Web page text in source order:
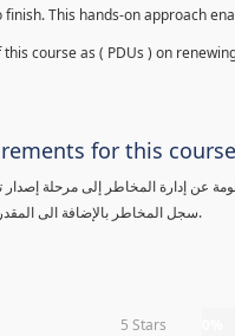
This hands-on approach
course as ( PDUs ) on
for this
عن إدارة المخاطر إلى مرحلة
سجل المخاطر بالإضافة الى المقدرة التامية لإدارة مخاطر المشاريع.
5 Stars